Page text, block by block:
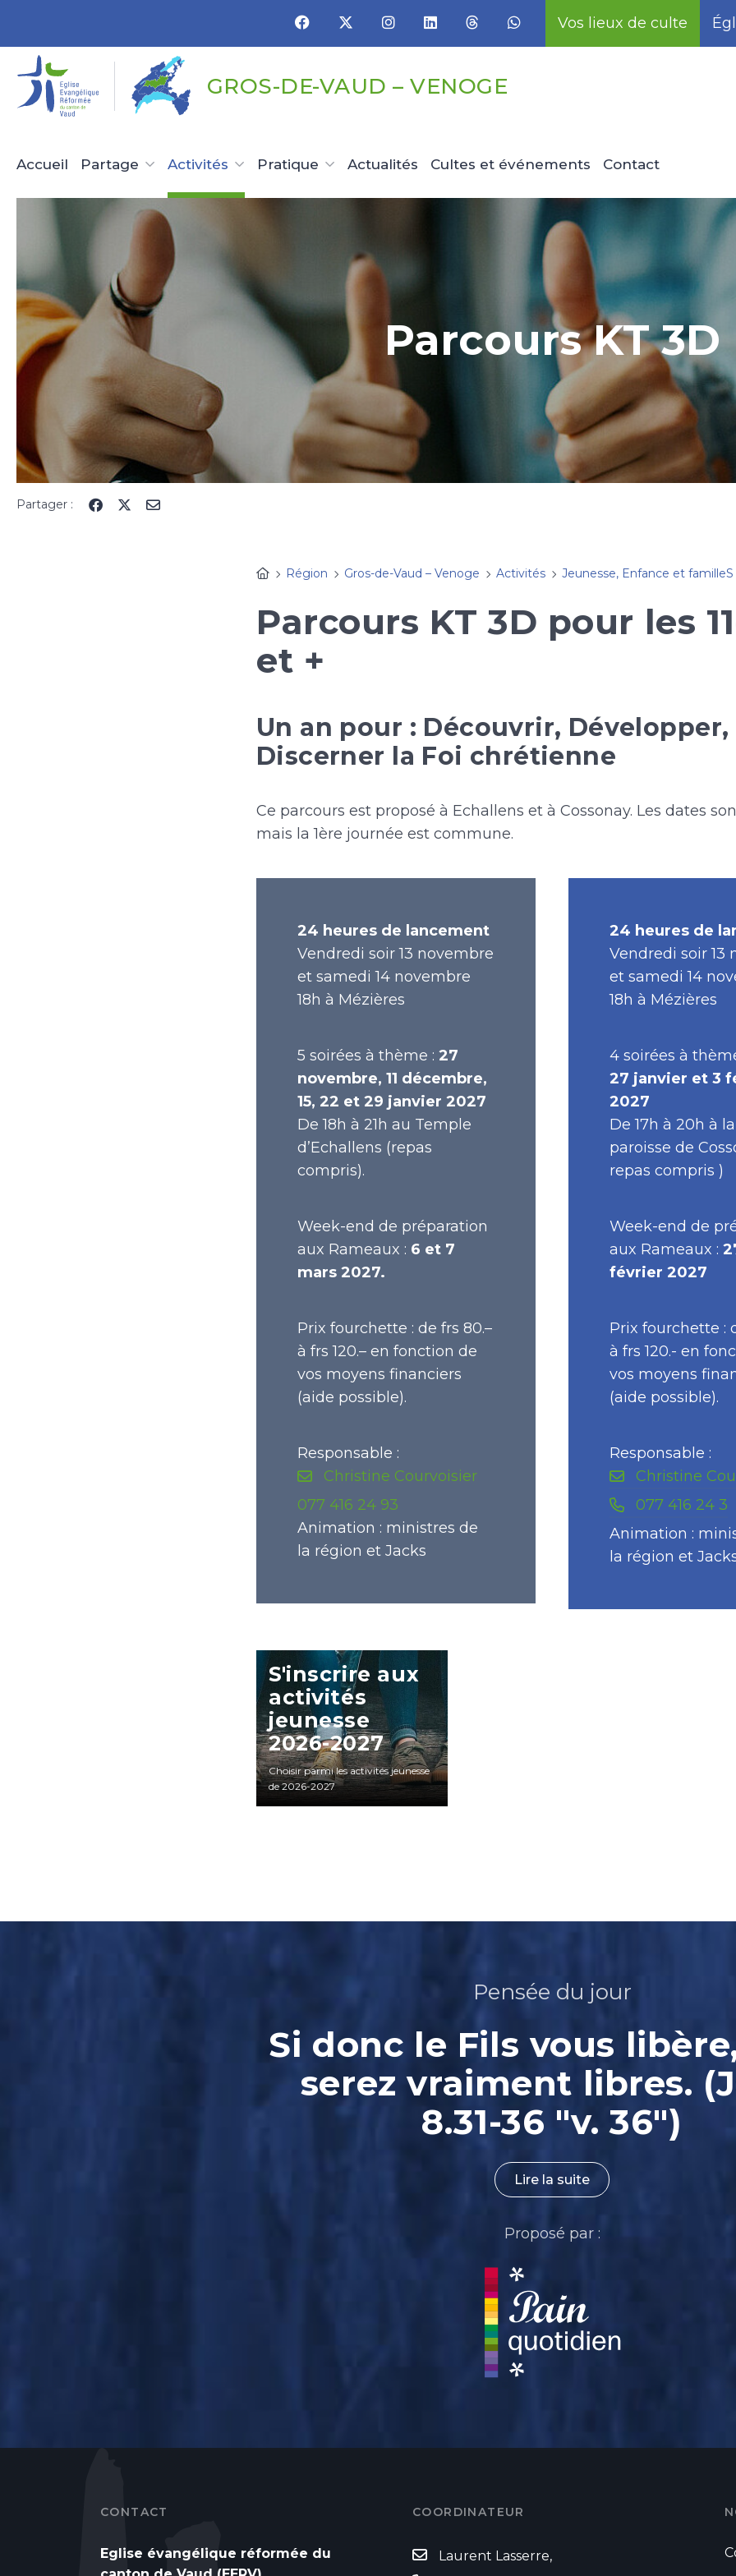
Vos lieux de culte
GROS-DE-VAUD – VENOGE
Accueil Partage Activités Pratique Actualités Cultes et événements Contact
Parcours KT 3D
Partager :
Région Gros-de-Vaud – Venoge Activités Jeunesse, Enfance et familleS
Parcours KT 3D pour les
et +
Un an pour : Découvrir, Développer,
Discerner la Foi chrétienne
Ce parcours est proposé à Echallens et à Cossonay. Les dates
mais la 1ère journée est commune.
24 heures de lancement
Vendredi soir 13 novembre
et samedi 14 novembre
18h à Mézières
5 soirées à thème : 27
novembre, 11 décembre,
15, 22 et 29 janvier 2027
De 18h à 21h au Temple
d’Echallens (repas
compris).
Week-end de préparation
aux Rameaux : 6 et 7
mars 2027.
Prix fourchette : de frs 80.–
à frs 120.– en fonction de
vos moyens financiers
(aide possible).
Responsable :
Christine Courvoisier
077 416 24 93
Animation : ministres de
la région et Jacks
24 heures de
Vendredi soir 13
et samedi 14
18h à Mézières
4 soirées à
27 janvier et 3
2027
De 17h à 20h à
paroisse de
repas compris )
Week-end de
aux Rameaux :
février 2027
Prix fourchette :
à frs 120.- en
vos moyens
(aide possible).
Responsable :
Christine
077 416 24 3
Animation :
la région et
S'inscrire aux
activités
jeunesse
2026-2027
Choisir parmi les activités jeunesse
de 2026-2027
Pensée du jour
Si donc le Fils vous
serez vraiment libres.
8.31-36 "v. 36")
Lire la suite
Proposé par :
CONTACT
Eglise évangélique réformée du
COORDINATEUR
Laurent Lasserre,